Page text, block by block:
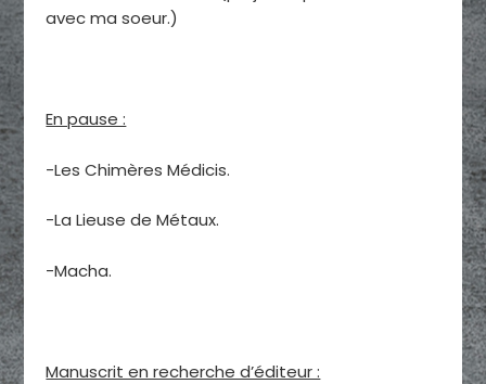
avec ma soeur.)
En pause :
-Les Chimères Médicis.
-La Lieuse de Métaux.
-Macha.
Manuscrit en recherche d’éditeur :